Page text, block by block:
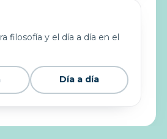
filosofía y el día a día en el
Día a día